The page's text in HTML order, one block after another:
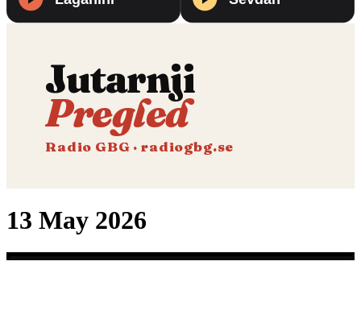
Jutarnji
Pregled
Radio GBG · radiogbg.se
13 May 2026